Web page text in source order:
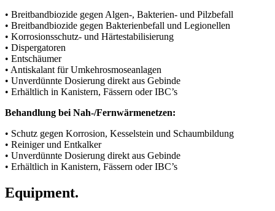
• Breitbandbiozide gegen Algen-, Bakterien- und Pilzbefall
• Breitbandbiozide gegen Bakterienbefall und Legionellen
• Korrosionsschutz- und Härtestabilisierung
• Dispergatoren
• Entschäumer
• Antiskalant für Umkehrosmoseanlagen
• Unverdünnte Dosierung direkt aus Gebinde
• Erhältlich in Kanistern, Fässern oder IBC’s
Behandlung bei Nah-/Fernwärmenetzen:
• Schutz gegen Korrosion, Kesselstein und Schaumbildung
• Reiniger und Entkalker
• Unverdünnte Dosierung direkt aus Gebinde
• Erhältlich in Kanistern, Fässern oder IBC’s
Equipment.